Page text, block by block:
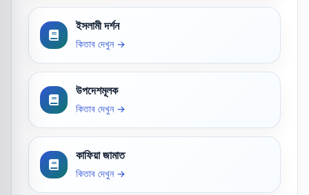
ইসলামী দর্শন
কিতাব দেখুন →
উপদেশমূলক
কিতাব দেখুন →
কাফিয়া জামাত
কিতাব দেখুন →